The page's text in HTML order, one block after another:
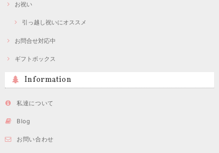
お祝い
引っ越し祝いにオススメ
お問合せ対応中
ギフトボックス
Information
私達について
Blog
お問い合わせ